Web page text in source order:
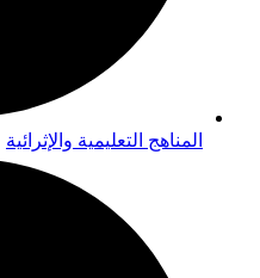
المناهج التعليمية والإثرائية